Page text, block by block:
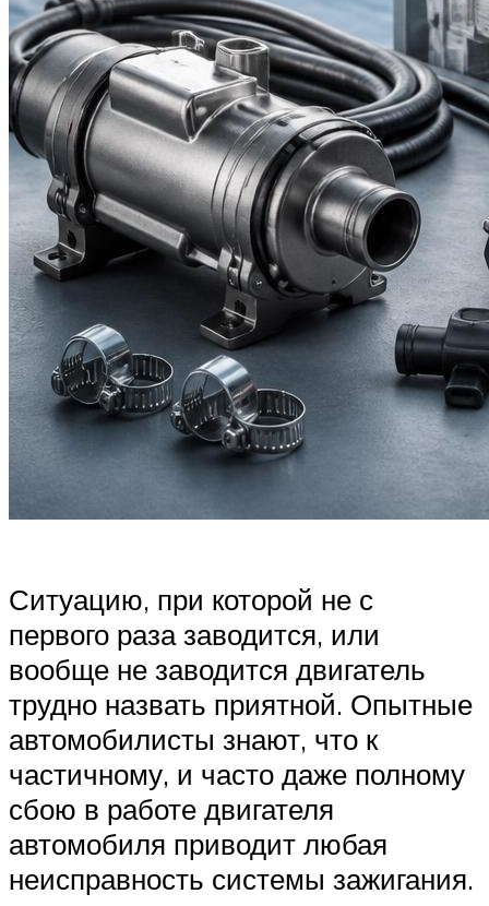
Ситуацию, при которой не с
первого раза заводится, или
вообще не заводится двигатель
трудно назвать приятной. Опытные
автомобилисты знают, что к
частичному, и часто даже полному
сбою в работе двигателя
автомобиля приводит любая
неисправность системы зажигания.